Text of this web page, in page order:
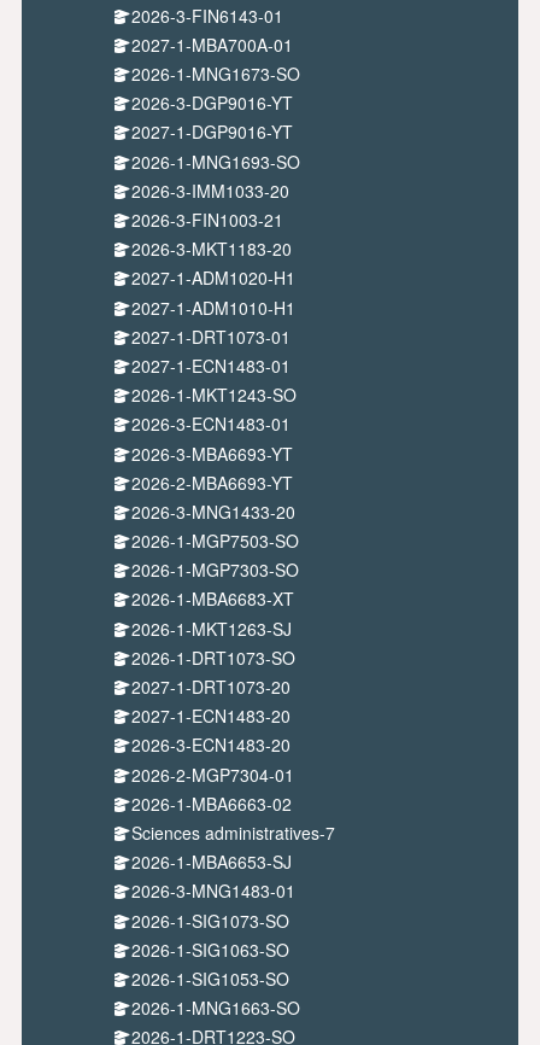
2026-3-FIN6143-01
2027-1-MBA700A-01
2026-1-MNG1673-SO
2026-3-DGP9016-YT
2027-1-DGP9016-YT
2026-1-MNG1693-SO
2026-3-IMM1033-20
2026-3-FIN1003-21
2026-3-MKT1183-20
2027-1-ADM1020-H1
2027-1-ADM1010-H1
2027-1-DRT1073-01
2027-1-ECN1483-01
2026-1-MKT1243-SO
2026-3-ECN1483-01
2026-3-MBA6693-YT
2026-2-MBA6693-YT
2026-3-MNG1433-20
2026-1-MGP7503-SO
2026-1-MGP7303-SO
2026-1-MBA6683-XT
2026-1-MKT1263-SJ
2026-1-DRT1073-SO
2027-1-DRT1073-20
2027-1-ECN1483-20
2026-3-ECN1483-20
2026-2-MGP7304-01
2026-1-MBA6663-02
Sciences administratives-7
2026-1-MBA6653-SJ
2026-3-MNG1483-01
2026-1-SIG1073-SO
2026-1-SIG1063-SO
2026-1-SIG1053-SO
2026-1-MNG1663-SO
2026-1-DRT1223-SO